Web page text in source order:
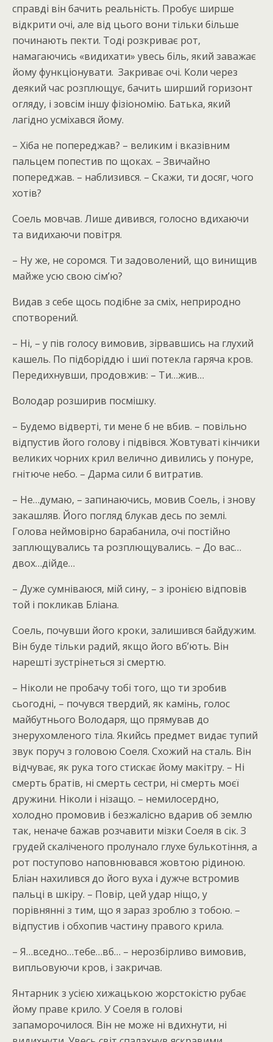
справді він бачить реальність. Пробує ширше
відкрити очі, але від цього вони тільки більше
починають пекти. Тоді розкриває рот,
намагаючись «видихати» увесь біль, який заважає
йому функціонувати. Закриває очі. Коли через
деякий час розплющує, бачить ширший горизонт
огляду, і зовсім іншу фізіономію. Батька, який
лагідно усміхався йому.
– Хіба не попереджав? – великим і вказівним
пальцем попестив по щоках. – Звичайно
попереджав. – наблизився. – Скажи, ти досяг, чого
хотів?
Соель мовчав. Лише дивився, голосно вдихаючи
та видихаючи повітря.
– Ну же, не соромся. Ти задоволений, що винищив
майже усю свою сім’ю?
Видав з себе щось подібне за сміх, неприродно
спотворений.
– Ні, – у пів голосу вимовив, зірвавшись на глухий
кашель. По підборіддю і шиї потекла гаряча кров.
Передихнувши, продовжив: – Ти…жив…
Володар розширив посмішку.
– Будемо відверті, ти мене б не вбив. – повільно
відпустив його голову і підвівся. Жовтуваті кінчики
великих чорних крил велично дивились у понуре,
гнітюче небо. – Дарма сили б витратив.
– Не…думаю, – запинаючись, мовив Соель, і знову
закашляв. Його погляд блукав десь по землі.
Голова неймовірно барабанила, очі постійно
заплющувались та розплющувались. – До вас…
двох…дійде…
– Дуже сумніваюся, мій сину, – з іронією відповів
той і покликав Бліана.
Соель, почувши його кроки, залишився байдужим.
Він буде тільки радий, якщо його вб’ють. Він
нарешті зустрінеться зі смертю.
– Ніколи не пробачу тобі того, що ти зробив
сьогодні, – почувся твердий, як камінь, голос
майбутнього Володаря, що прямував до
знерухомленого тіла. Якийсь предмет видає тупий
звук поруч з головою Соеля. Схожий на сталь. Він
відчуває, як рука того стискає йому макітру. – Ні
смерть братів, ні смерть сестри, ні смерть моєї
дружини. Ніколи і нізащо. – немилосердно,
холодно промовив і безжалісно вдарив об землю
так, неначе бажав розчавити мізки Соеля в сік. З
грудей скаліченого пролунало глухе булькотіння, а
рот поступово наповнювався жовтою рідиною.
Бліан нахилився до його вуха і дужче встромив
пальці в шкіру. – Повір, цей удар ніщо, у
порівнянні з тим, що я зараз зроблю з тобою. –
відпустив і обхопив частину правого крила.
– Я…вседно…тебе…вб… – нерозбірливо вимовив,
випльовуючи кров, і закричав.
Янтарник з усією хижацькою жорстокістю рубає
йому праве крило. У Соеля в голові
запаморочилося. Він не може ні вдихнути, ні